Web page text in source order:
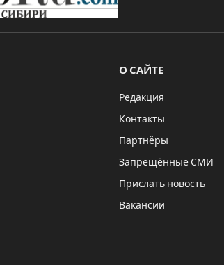
О САЙТЕ
Редакция
Контакты
Партнёры
Запрещённые СМИ
Прислать новость
Вакансии